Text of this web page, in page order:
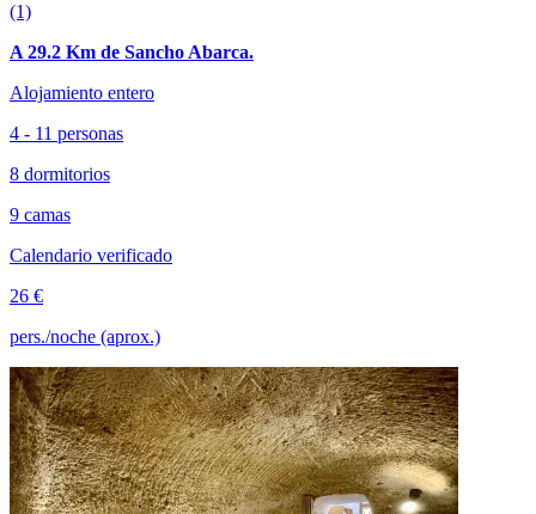
(1)
A 29.2 Km de Sancho Abarca.
Alojamiento entero
4 - 11 personas
8 dormitorios
9 camas
Calendario verificado
26 €
pers./noche (aprox.)